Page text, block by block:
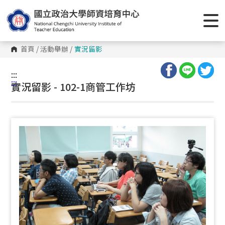
到
主
要
內
容
區 首頁 /活動舉辦 / 實況留影
:::
:::
實況留影 - 102-1商管工作坊